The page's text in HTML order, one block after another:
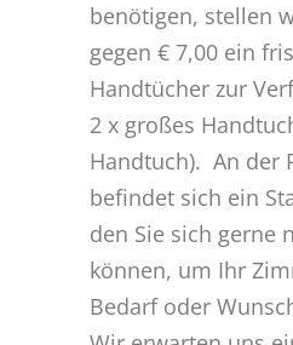
benötigen, stellen
gegen € 7,00 ein
Handtücher zur
2 x großes
Handtuch). An der
befindet sich ein
den Sie sich gerne
können, um Ihr
Bedarf oder